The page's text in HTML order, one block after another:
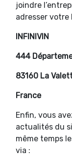
joindre
adresser votre
INFINIVIN
444
83160 La
France
Enfin, vous
actualités du
même temps
via :